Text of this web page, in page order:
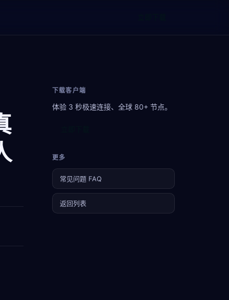
下载客户端
体验 3 秒极速连接、全球 80+ 节点。
更多
常见问题 FAQ
返回列表